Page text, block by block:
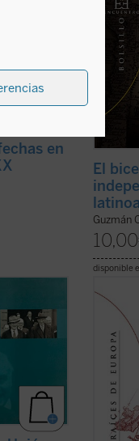
en
El
Guzmán
10,00
disponible
le dan
ficha)
sigue
mira a
de la